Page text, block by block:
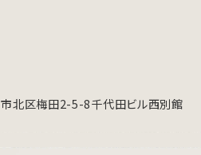
北区梅田2-5-8千代田ビル⻄別館